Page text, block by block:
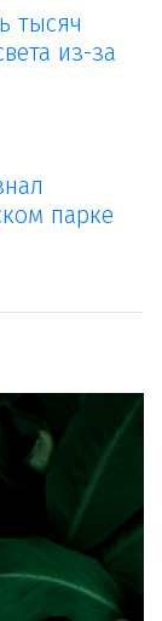
тысяч
из-за
парке